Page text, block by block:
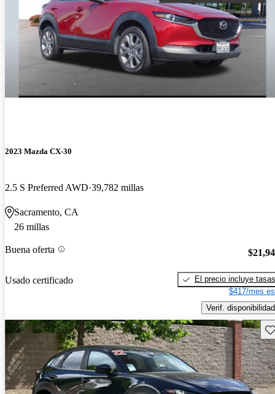
2023 Mazda CX-30
2.5 S Preferred AWD 39,782 millas
Sacramento, CA
26 millas
Buena oferta
Usado certificado
El precio incluye tasas
$417/mes
Verif. disponibilidad